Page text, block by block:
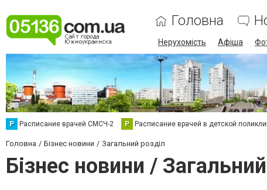
Головна
Нерухомість Афіша
Р Расписание врачей СМСЧ-2 Р Расписание врачей в детской
Головна Бізнес новини Загальний розділ
Бізнес новини /